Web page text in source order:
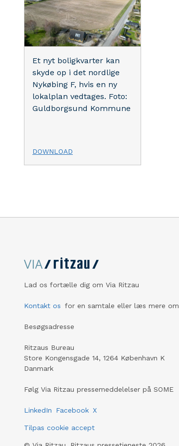
Et nyt boligkvarter kan
skyde op i det nordlige
Nykøbing F, hvis en ny
lokalplan vedtages. Foto:
Guldborgsund Kommune
DOWNLOAD
Lad os fortælle dig om Via Ritzau
Kontakt os for en samtale eller læs mere om
Besøgsadresse
Ritzaus Bureau
Store Kongensgade 14, 1264 København K
Danmark
Følg Via Ritzau pressemeddelelser på SOME
LinkedIn Facebook X
Tilpas cookie accept